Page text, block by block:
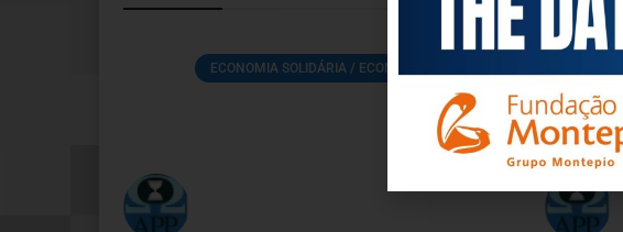
ECONOMIA SOLIDÁRIA / ECONOMIA SOCIAL